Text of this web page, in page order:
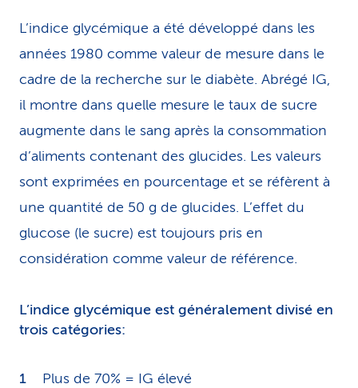
L’indice glycémique a été développé dans les
années 1980 comme valeur de mesure dans le
cadre de la recherche sur le diabète. Abrégé IG,
il montre dans quelle mesure le taux de sucre
augmente dans le sang après la consommation
d’aliments contenant des glucides. Les valeurs
sont exprimées en pourcentage et se réfèrent à
une quantité de 50 g de glucides. L’effet du
glucose (le sucre) est toujours pris en
considération comme valeur de référence.
L’indice glycémique est généralement divisé en
trois catégories:
Plus de 70% = IG élevé